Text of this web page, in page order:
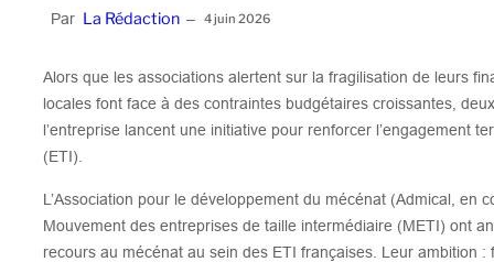
Par La Rédaction – 4 juin 2026
Alors que les associations alertent sur la fragilisation de leurs
locales font face à des contraintes budgétaires croissantes,
l’entreprise lancent une initiative pour renforcer l’engagement
(ETI).
L’Association pour le développement du mécénat (Admical, en
Mouvement des entreprises de taille intermédiaire (METI) ont
recours au mécénat au sein des ETI françaises. Leur ambition